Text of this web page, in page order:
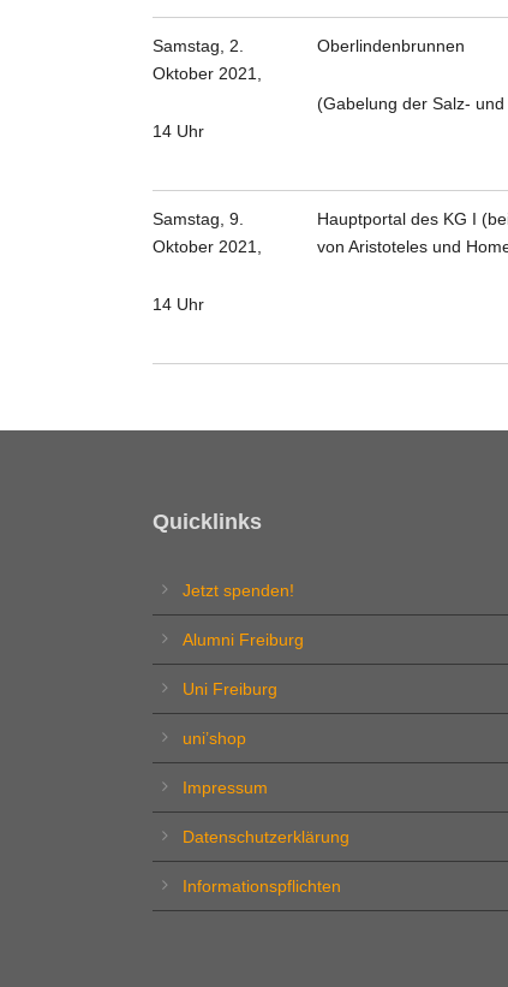
Samstag, 2.
Oktober 2021,
14 Uhr
Oberlindenbrunnen
(Gabelung der Salz-
Samstag, 9.
Oktober 2021,
14 Uhr
Hauptportal des KG I
von Aristoteles und
Quicklinks
Jetzt spenden!
Alumni Freiburg
Uni Freiburg
uni’shop
Impressum
Datenschutzerklärung
Informationspflichten